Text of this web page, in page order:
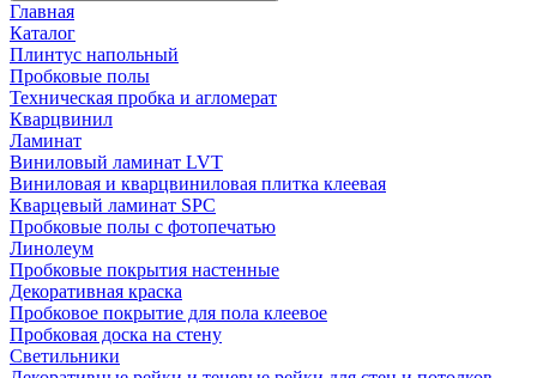
Главная
Каталог
Плинтус напольный
Пробковые полы
Техническая пробка и агломерат
Кварцвинил
Ламинат
Виниловый ламинат LVT
Виниловая и кварцвиниловая плитка клеевая
Кварцевый ламинат SPC
Пробковые полы с фотопечатью
Линолеум
Пробковые покрытия настенные
Декоративная краска
Пробковое покрытие для пола клеевое
Пробковая доска на стену
Светильники